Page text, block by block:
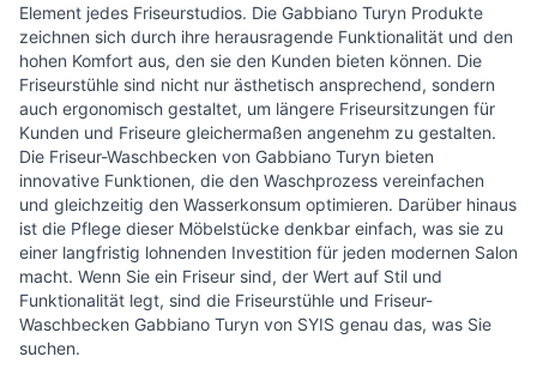
Element jedes Friseurstudios. Die Gabbiano Turyn Produkte
zeichnen sich durch ihre herausragende Funktionalität und den
hohen Komfort aus, den sie den Kunden bieten können. Die
Friseurstühle sind nicht nur ästhetisch ansprechend, sondern
auch ergonomisch gestaltet, um längere Friseursitzungen für
Kunden und Friseure gleichermaßen angenehm zu gestalten.
Die Friseur-Waschbecken von Gabbiano Turyn bieten
innovative Funktionen, die den Waschprozess vereinfachen
und gleichzeitig den Wasserkonsum optimieren. Darüber hinaus
ist die Pflege dieser Möbelstücke denkbar einfach, was sie zu
einer langfristig lohnenden Investition für jeden modernen Salon
macht. Wenn Sie ein Friseur sind, der Wert auf Stil und
Funktionalität legt, sind die Friseurstühle und Friseur-
Waschbecken Gabbiano Turyn von SYIS genau das, was Sie
suchen.